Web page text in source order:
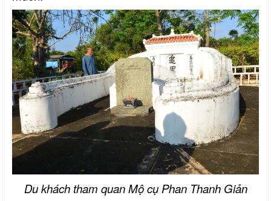
Du khách tham quan Mộ cụ Phan Thanh Giản